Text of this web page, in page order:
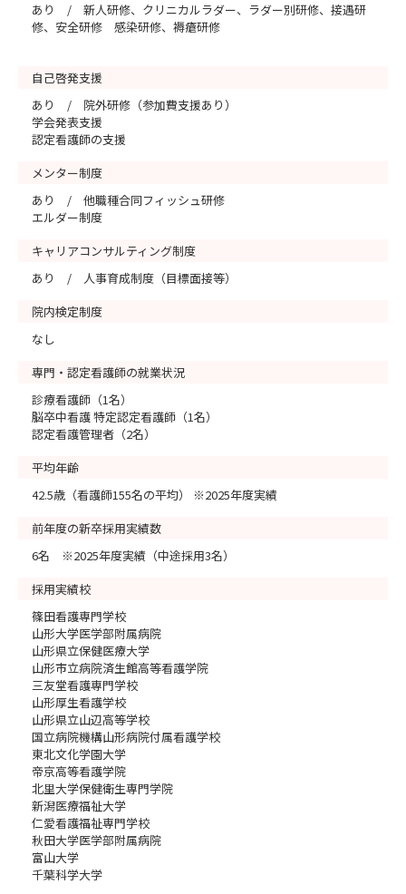
あり / 新人研修、クリニカルラダー、ラダー別研修、接遇研
修、安全研修 感染研修、褥瘡研修
自己啓発支援
あり / 院外研修（参加費支援あり）
学会発表支援
認定看護師の支援
メンター制度
あり / 他職種合同フィッシュ研修
エルダー制度
キャリアコンサルティング制度
あり / 人事育成制度（目標面接等）
院内検定制度
なし
専門・認定看護師の就業状況
診療看護師（1名）
脳卒中看護 特定認定看護師（1名）
認定看護管理者（2名）
平均年齢
42.5歳（看護師155名の平均） ※2025年度実績
前年度の新卒採用実績数
6名 ※2025年度実績（中途採用3名）
採用実績校
篠田看護専門学校
山形大学医学部附属病院
山形県立保健医療大学
山形市立病院済生館高等看護学院
三友堂看護専門学校
山形厚生看護学校
山形県立山辺高等学校
国立病院機構山形病院付属看護学校
東北文化学園大学
帝京高等看護学院
北里大学保健衛生専門学院
新潟医療福祉大学
仁愛看護福祉専門学校
秋田大学医学部附属病院
富山大学
千葉科学大学